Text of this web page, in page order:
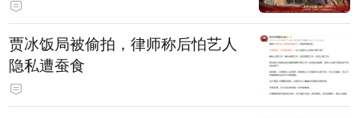
贾冰饭局被偷拍，律师称后怕艺人
隐私遭蚕食